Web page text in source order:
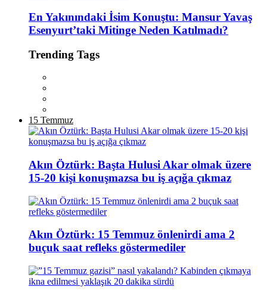
En Yakınındaki İsim Konuştu: Mansur Yavaş
Esenyurt’taki Mitinge Neden Katılmadı?
Trending Tags
15 Temmuz
Akın Öztürk: Başta Hulusi Akar olmak üzere
15-20 kişi konuşmazsa bu iş açığa çıkmaz
Akın Öztürk: 15 Temmuz önlenirdi ama 2
buçuk saat refleks göstermediler